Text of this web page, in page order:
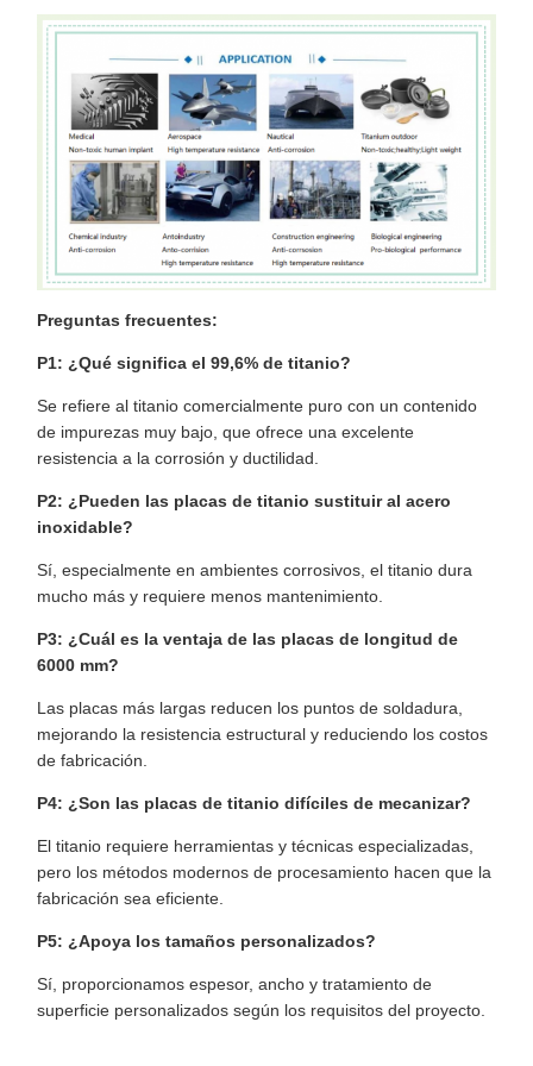
Preguntas frecuentes:
P1: ¿Qué significa el 99,6% de titanio?
Se refiere al titanio comercialmente puro con un contenido
de impurezas muy bajo, que ofrece una excelente
resistencia a la corrosión y ductilidad.
P2: ¿Pueden las placas de titanio sustituir al acero
inoxidable?
Sí, especialmente en ambientes corrosivos, el titanio dura
mucho más y requiere menos mantenimiento.
P3: ¿Cuál es la ventaja de las placas de longitud de
6000 mm?
Las placas más largas reducen los puntos de soldadura,
mejorando la resistencia estructural y reduciendo los costos
de fabricación.
P4: ¿Son las placas de titanio difíciles de mecanizar?
El titanio requiere herramientas y técnicas especializadas,
pero los métodos modernos de procesamiento hacen que la
fabricación sea eficiente.
P5: ¿Apoya los tamaños personalizados?
Sí, proporcionamos espesor, ancho y tratamiento de
superficie personalizados según los requisitos del proyecto.